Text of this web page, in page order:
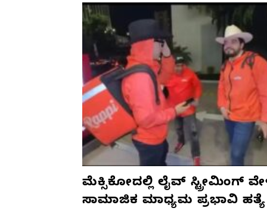
ಮೆಕ್ಸಿಕೋದಲ್ಲಿ ಲೈವ್ ಸ್ಟ್ರೀಮಿಂಗ್
ಸಾಮಾಜಿಕ ಮಾಧ್ಯಮ ಪ್ರಭಾವಿ ಹತ್ಯೆ